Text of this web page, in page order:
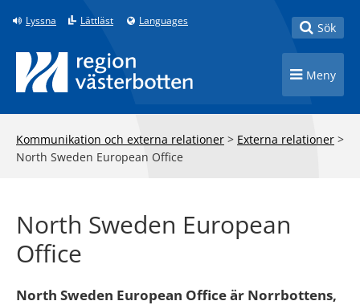
Till innehåll på sidan
Lyssna Lättläst Languages Toggle
Sök
Toggle
Meny
Kommunikation och externa relationer > Externa relationer >
North Sweden European Office
North Sweden European
Office
North Sweden European Office är Norrbottens,